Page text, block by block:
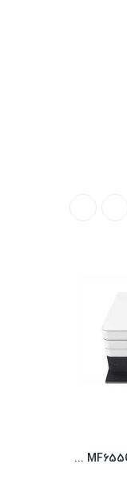
پرینتر سه کاره رنگی CANON i-SENSYS MF655Cdw